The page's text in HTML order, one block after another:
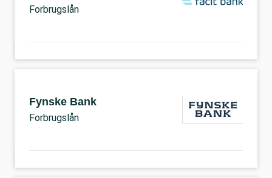
Forbrugslån
Fynske Bank
Forbrugslån